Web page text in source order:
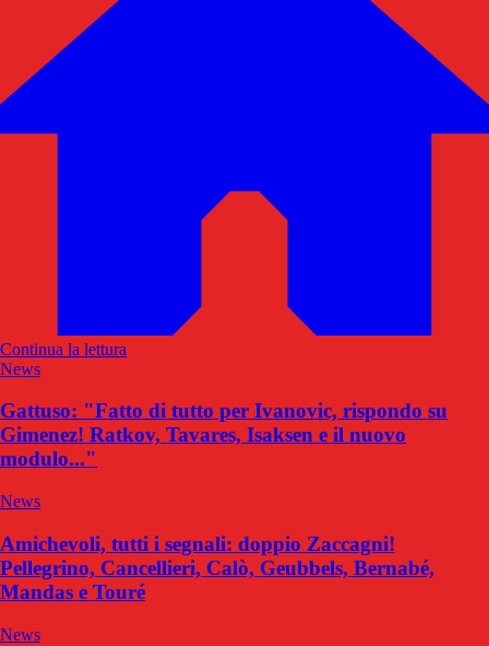
Continua la lettura
News
Gattuso: "Fatto di tutto per Ivanovic, rispondo su
Gimenez! Ratkov, Tavares, Isaksen e il nuovo
modulo..."
News
Amichevoli, tutti i segnali: doppio Zaccagni!
Pellegrino, Cancellieri, Calò, Geubbels, Bernabé,
Mandas e Touré
News